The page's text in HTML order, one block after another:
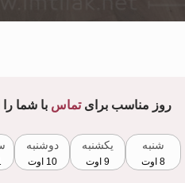
روز مناسب برایتماس با شما را
شنبه
8 اوت
یکشنبه
9 اوت
دوشنبه
10 اوت